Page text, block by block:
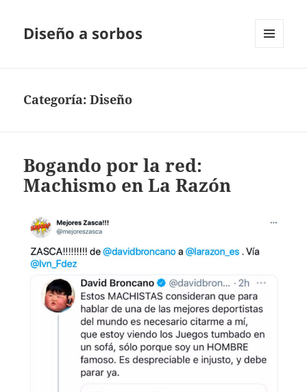
Diseño a sorbos
Categoría:Diseño
Bogando por la red:
Machismo en La Razón